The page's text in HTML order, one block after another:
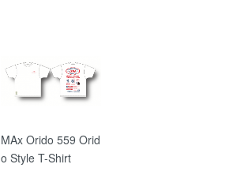
MAx Orido 559 Orid
o Style T-Shirt